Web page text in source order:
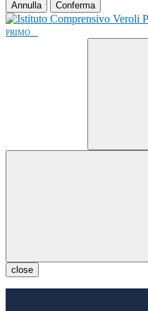
Annulla Conferma
PRIMO
close